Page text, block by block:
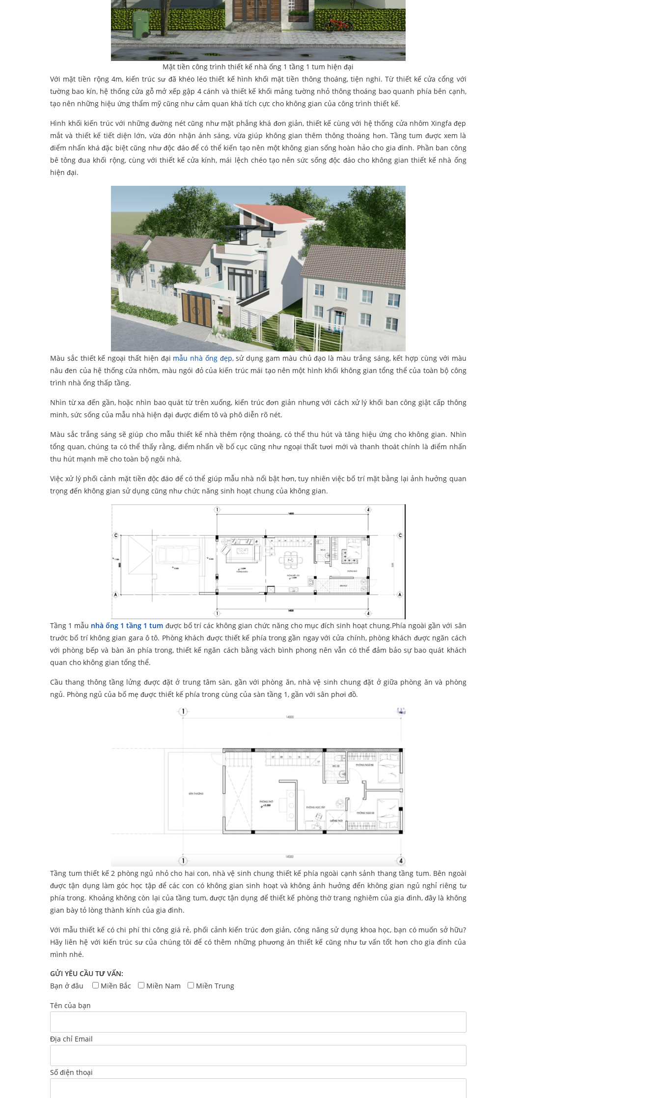
Mặt tiền công trình thiết kế nhà ống 1 tầng 1 tum hiện đại
Với mặt tiền rộng 4m, kiến trúc sư đã khéo léo thiết kế hình khối mặt tiền thông thoáng, tiện nghi. Từ thiết kế cửa cổng với
tường bao kín, hệ thống cửa gỗ mở xếp gập 4 cánh và thiết kế khối mảng tường nhỏ thông thoáng bao quanh phía bên cạnh,
tạo nên những hiệu ứng thẩm mỹ cũng như cảm quan khá tích cực cho không gian của công trình thiết kế.
Hình khối kiến trúc với những đường nét cũng như mặt phẳng khá đơn giản, thiết kế cùng với hệ thống cửa nhôm Xingfa đẹp
mắt và thiết kế tiết diện lớn, vừa đón nhận ánh sáng, vừa giúp không gian thêm thông thoáng hơn. Tầng tum được xem là
điểm nhấn khá đặc biệt cũng như độc đáo để có thể kiến tạo nên một không gian sống hoàn hảo cho gia đình. Phần ban công
bê tông đua khối rộng, cùng với thiết kế cửa kính, mái lệch chéo tạo nên sức sống độc đáo cho không gian thiết kế nhà ống
hiện đại.
Màu sắc thiết kế ngoại thất hiện đại mẫu nhà ống đẹp, sử dụng gam màu chủ đạo là màu trắng sáng, kết hợp cùng với màu
nâu đen của hệ thống cửa nhôm, màu ngói đỏ của kiến trúc mái tạo nên một hình khối không gian tổng thể của toàn bộ công
trình nhà ống thấp tầng.
Nhìn từ xa đến gần, hoặc nhìn bao quát từ trên xuống, kiến trúc đơn giản nhưng với cách xử lý khối ban công giật cấp thông
minh, sức sống của mẫu nhà hiện đại được điểm tô và phô diễn rõ nét.
Màu sắc trắng sáng sẽ giúp cho mẫu thiết kế nhà thêm rộng thoáng, có thể thu hút và tăng hiệu ứng cho không gian. Nhìn
tổng quan, chúng ta có thể thấy rằng, điểm nhấn về bố cục cũng như ngoại thất tươi mới và thanh thoát chính là điểm nhấn
thu hút mạnh mẽ cho toàn bộ ngôi nhà.
Việc xử lý phối cảnh mặt tiền độc đáo để có thể giúp mẫu nhà nổi bật hơn, tuy nhiên việc bố trí mặt bằng lại ảnh hưởng quan
trọng đến không gian sử dụng cũng như chức năng sinh hoạt chung của không gian.
Tầng 1 mẫu nhà ống 1 tầng 1 tum được bố trí các không gian chức năng cho mục đích sinh hoạt chung.Phía ngoài gần với sân
trước bố trí không gian gara ô tô. Phòng khách được thiết kế phía trong gần ngay với cửa chính, phòng khách được ngăn cách
với phòng bếp và bàn ăn phía trong, thiết kế ngăn cách bằng vách bình phong nên vẫn có thể đảm bảo sự bao quát khách
quan cho không gian tổng thể.
Cầu thang thông tầng lửng được đặt ở trung tâm sàn, gần với phòng ăn, nhà vệ sinh chung đặt ở giữa phòng ăn và phòng
ngủ. Phòng ngủ của bố mẹ được thiết kế phía trong cùng của sàn tầng 1, gần với sân phơi đồ.
Tầng tum thiết kế 2 phòng ngủ nhỏ cho hai con, nhà vệ sinh chung thiết kế phía ngoài cạnh sảnh thang tầng tum. Bên ngoài
được tận dụng làm góc học tập để các con có không gian sinh hoạt và không ảnh hưởng đến không gian ngủ nghỉ riêng tư
phía trong. Khoảng không còn lại của tầng tum, được tận dụng để thiết kế phòng thờ trang nghiêm của gia đình, đây là không
gian bày tỏ lòng thành kính của gia đình.
Với mẫu thiết kế có chi phí thi công giá rẻ, phối cảnh kiến trúc đơn giản, công năng sử dụng khoa học, bạn có muốn sở hữu?
Hãy liên hệ với kiến trúc sư của chúng tôi để có thêm những phương án thiết kế cũng như tư vấn tốt hơn cho gia đình của
mình nhé.
GỬI YÊU CẦU TƯ VẤN:
Bạn ở đâu
Miền Bắc Miền Nam Miền Trung
Tên của bạn
Địa chỉ Email
Số điện thoại